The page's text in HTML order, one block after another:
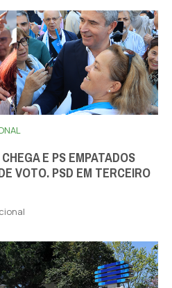
E PS EMPATADOS
VOTO. PSD EM TERCEIRO